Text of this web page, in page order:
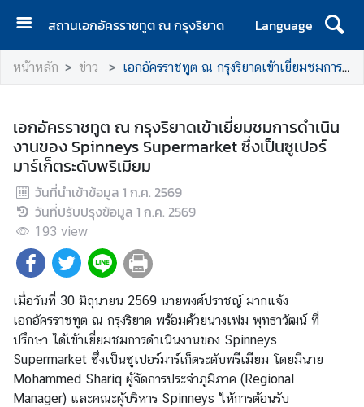
สถานเอกอัครราชทูต ณ กรุงริยาด
Language
ห
น้
ร
ก
ข่
า
ว
ท่
อ
ง
เ
ที่
ย
ว
หน้าหลัก ข่าว เอกอัครราชทูต ณ กรุงริยาดเข้าเยี่ยมชมการดำเนินงานของ Spinneys Supermarket ซึ่งเป็นซูเปอร์มาร์เก็ตระดับพรีเมียม
เอกอัครราชทูต ณ กรุงริยาดเข้าเยี่ยมชมการดำเนิน
งานของ Spinneys Supermarket ซึ่งเป็นซูเปอร์
มาร์เก็ตระดับพรีเมียม
วันที่นำเข้าข้อมูล 1 ก.ค. 2569
วันที่ปรับปรุงข้อมูล 1 ก.ค. 2569
193 view
เมื่อวันที่ 30 มิถุนายน 2569 นายพงศ์ปราชญ์ มากแจ้ง
เอกอัครราชทูต ณ กรุงริยาด พร้อมด้วยนางเฟม พุทธาวัฒน์ ที่
ปรึกษา ได้เข้าเยี่ยมชมการดำเนินงานของ Spinneys
Supermarket ซึ่งเป็นซูเปอร์มาร์เก็ตระดับพรีเมียม โดยมีนาย
Mohammed Shariq ผู้จัดการประจำภูมิภาค (Regional
Manager) และคณะผู้บริหาร Spinneys ให้การต้อนรับ